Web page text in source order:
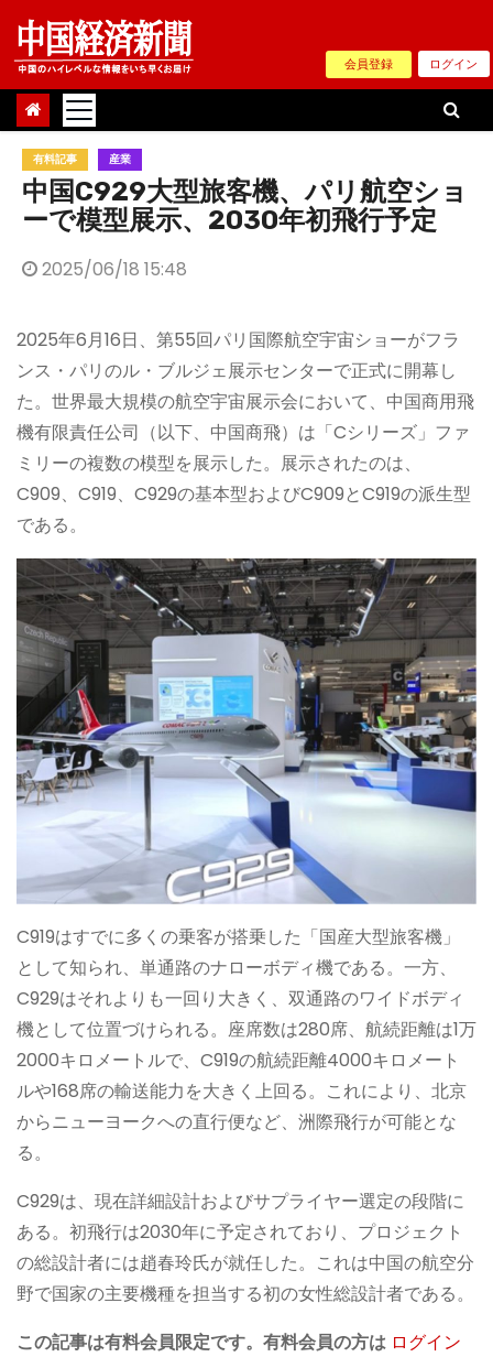
Skip
content
会員登録 ログイン
有料記事 産業
中国C929大型旅客機、パリ航空ショ
ーで模型展示、2030年初飛行予定
2025/06/18 15:48
2025年6月16日、第55回パリ国際航空宇宙ショーがフラ
ンス・パリのル・ブルジェ展示センターで正式に開幕し
た。世界最大規模の航空宇宙展示会において、中国商用飛
機有限責任公司（以下、中国商飛）は「Cシリーズ」ファ
ミリーの複数の模型を展示した。展示されたのは、
C909、C919、C929の基本型およびC909とC919の派生型
である。
C919はすでに多くの乗客が搭乗した「国産大型旅客機」
として知られ、単通路のナローボディ機である。一方、
C929はそれよりも一回り大きく、双通路のワイドボディ
機として位置づけられる。座席数は280席、航続距離は1万
2000キロメートルで、C919の航続距離4000キロメート
ルや168席の輸送能力を大きく上回る。これにより、北京
からニューヨークへの直行便など、洲際飛行が可能とな
る。
C929は、現在詳細設計およびサプライヤー選定の段階に
ある。初飛行は2030年に予定されており、プロジェクト
の総設計者には趙春玲氏が就任した。これは中国の航空分
野で国家の主要機種を担当する初の女性総設計者である。
この記事は有料会員限定です。有料会員の方は ログイン